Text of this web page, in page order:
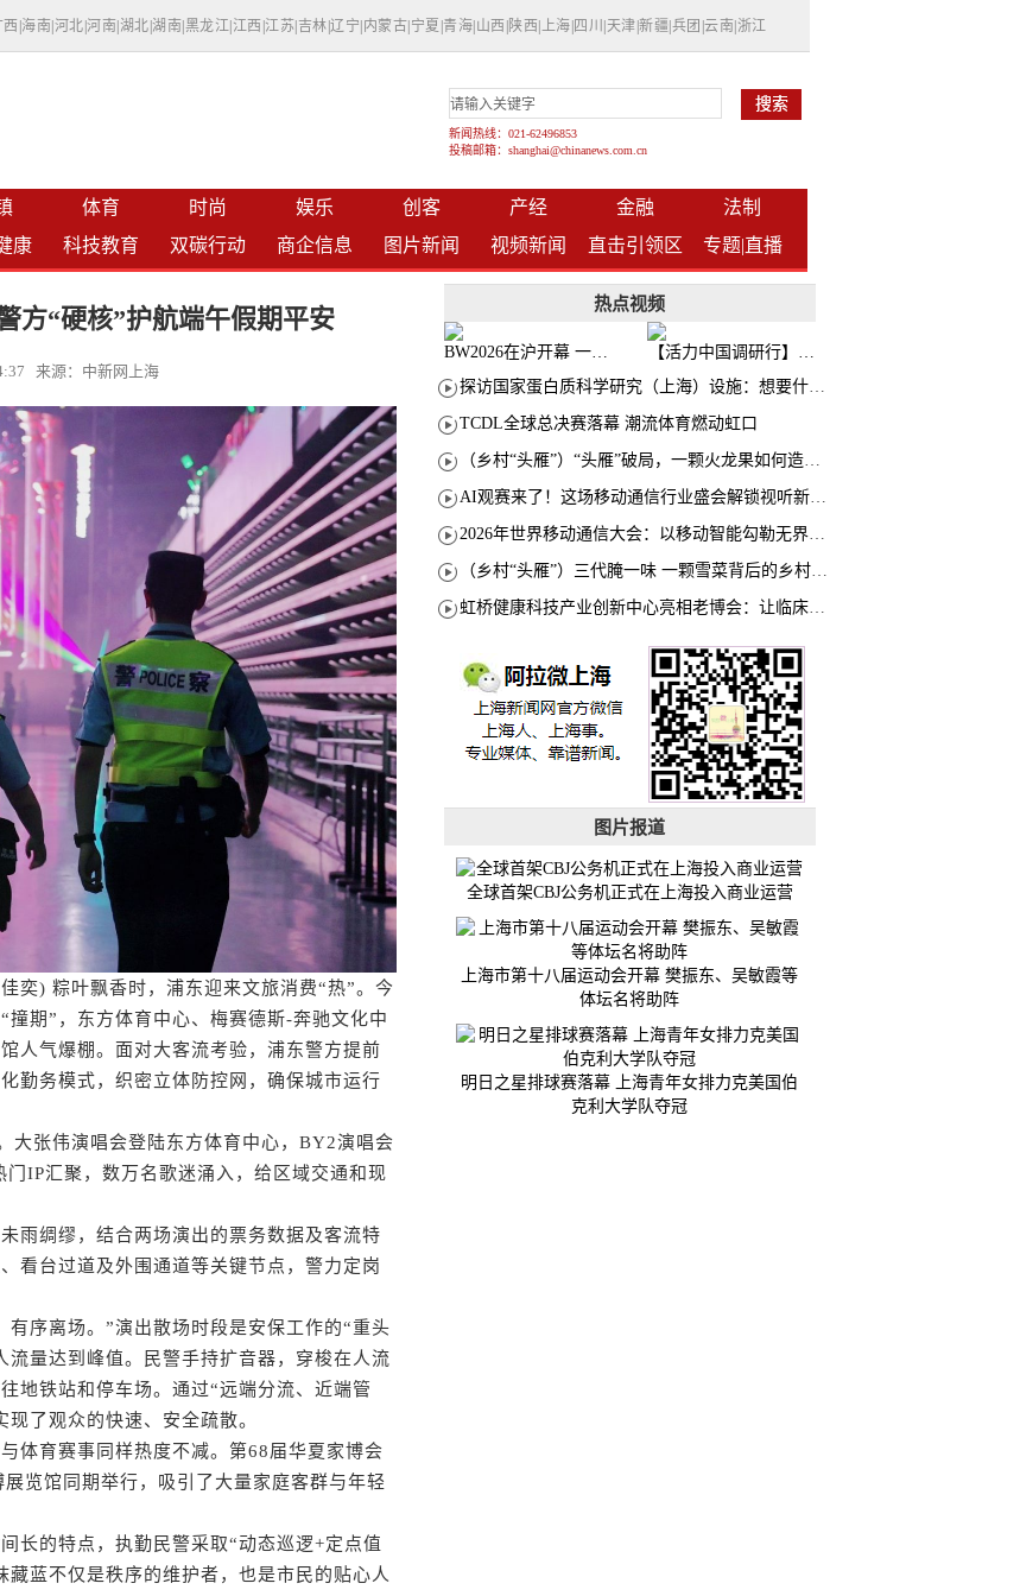
西 海南 河北 |河南 湖北 |湖南 黑龙江 江西 江苏 吉林 |辽宁 内蒙古 宁夏 青海 山西 陕西 上海 四川 天津 |新疆 兵团 |云南 浙江
新闻热线：021-62496853
投稿邮箱：shanghai@chinanews.com.cn
体育 时尚 娱乐 创客 产经 金融
法制
康 科技教育 双碳行动 商企信息 图片新闻 视频新闻 直击引领区 专题|直播
方“硬核”护航端午假期平安
来源：中新网上海
)​ 粽叶飘香时，浦东迎来文旅消费“热”。今
期”，东方体育中心、梅赛德斯-奔驰文化中
人气爆棚。面对大客流考验，浦东警方提前
勤务模式，织密立体防控网，确保城市运行
张伟演唱会登陆东方体育中心，BY2演唱会
IP汇聚，数万名歌迷涌入，给区域交通和现
绸缪，结合两场演出的票务数据及客流特
看台过道及外围通道等关键节点，警力定岗
序离场。”演出散场时段是安保工作的“重头
量达到峰值。民警手持扩音器，穿梭在人流
地铁站和停车场。通过“远端分流、近端管
了观众的快速、安全疏散。
育赛事同样热度不减。第68届华夏家博会
览馆同期举行，吸引了大量家庭客群与年轻
的特点，执勤民警采取“动态巡逻+定点值
蓝不仅是秩序的维护者，也是市民的贴心人
热点视频
BW2026在沪开幕 一众次元品牌集中发布全新企划
【活力中国调研行】上海机器人研究院以技术标准撬动长三角智造协同
探访国家蛋白质科学研究（上海）设施：想要什么蛋白 AI直接设计合成
TCDL全球总决赛落幕 潮流体育燃动虹口
（乡村“头雁”）“头雁”破局，一颗火龙果如何造就沪上乡村特色产业化路径
AI观赛来了！这场移动通信行业盛会解锁视听新玩法
2026年世界移动通信大会：以移动智能勾勒无界普惠新愿景
（乡村“头雁”）三代腌一味 一颗雪菜背后的乡村致富经
虹桥健康科技产业创新中心亮相老博会：让临床“需求”定义银发经济新生态
图片报道
全球首架CBJ公务机正式在上海投入商业运营
上海市第十八届运动会开幕 樊振东、吴敏霞等
体坛名将助阵
明日之星排球赛落幕 上海青年女排力克美国伯
克利大学队夺冠